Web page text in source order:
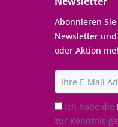
Abonnieren
Newsletter
oder Aktion
Ich habe die
zur Kenntnis